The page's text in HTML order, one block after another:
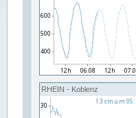
RHEIN - Koblenz